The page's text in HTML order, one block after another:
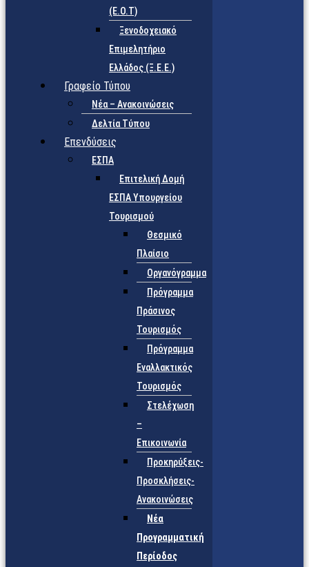
(Ε.Ο.Τ)
Ξενοδοχειακό
Επιμελητήριο
Ελλάδος (Ξ.Ε.Ε.)
Γραφείο Τύπου
Νέα – Ανακοινώσεις
Δελτία Τύπου
Επενδύσεις
ΕΣΠΑ
Επιτελική Δομή
ΕΣΠΑ Υπουργείου
Τουρισμού
Θεσμικό
Πλαίσιο
Οργανόγραμμα
Πρόγραμμα
Πράσινος
Τουρισμός
Πρόγραμμα
Εναλλακτικός
Τουρισμός
Στελέχωση
–
Επικοινωνία
Προκηρύξεις-
Προσκλήσεις-
Ανακοινώσεις
Νέα
Προγραμματική
Περίοδος